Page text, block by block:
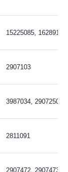
15225085, 16289160
2907103
3987034, 2907250,
2811091
2907472, 2907473,